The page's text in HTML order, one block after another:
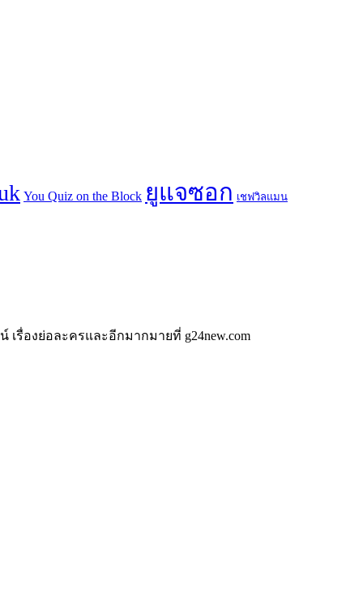
You Quiz on the Block ยูแจซอก เชฟวิลแมน
รื่องย่อละครและอีกมากมายที่ g24new.com